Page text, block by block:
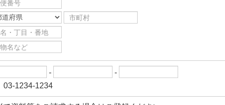
-
-
03-1234-1234